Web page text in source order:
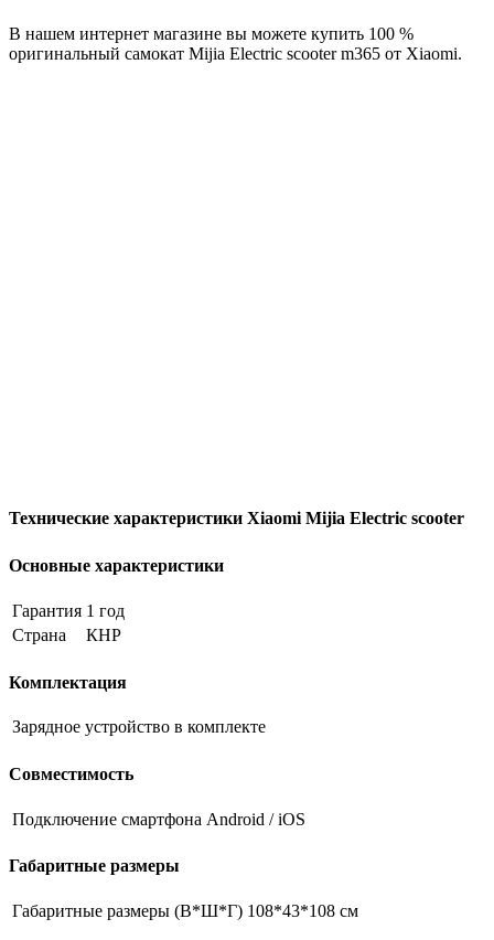
В нашем интернет магазине вы можете купить 100 %
оригинальный самокат Mijia Electric scooter m365 от Xiaomi.
Технические характеристики Xiaomi Mijia Electric scooter
Основные характеристики
Гарантия 1 год
Страна
КНР
Комплектация
Зарядное устройство в комплекте
Совместимость
Подключение смартфона Android / iOS
Габаритные размеры
Габаритные размеры (В*Ш*Г) 108*43*108 см